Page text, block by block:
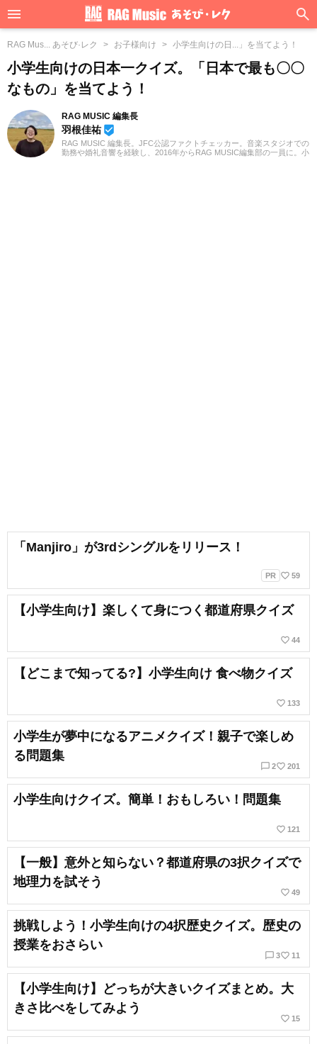
RAG Mus... あそび·レク お子様向け 小学生向けの日...」を当てよう！
小学生向けの日本一クイズ。「日本で最も〇〇
なもの」を当てよう！
RAG MUSIC 編集長
羽根佳祐 beenhere
RAG MUSIC 編集長。JFC公認ファクトチェッカー。音楽スタジオでの
勤務や婚礼音響を経験し、2016年からRAG MUSIC編集部の一員に。小
「Manjiro」が3rdシングルをリリース！
PR favorite_border 59
【小学生向け】楽しくて身につく都道府県クイズ
favorite_border 44
【どこまで知ってる?】小学生向け 食べ物クイズ
favorite_border 133
小学生が夢中になるアニメクイズ！親子で楽しめ
る問題集
chat_bubble_outline 2favorite_border 201
小学生向けクイズ。簡単！おもしろい！問題集
favorite_border 121
【一般】意外と知らない？都道府県の3択クイズで
地理力を試そう
favorite_border 49
挑戦しよう！小学生向けの4択歴史クイズ。歴史の
授業をおさらい
chat_bubble_outline 3favorite_border 11
【小学生向け】どっちが大きいクイズまとめ。大
きさ比べをしてみよう
favorite_border 15